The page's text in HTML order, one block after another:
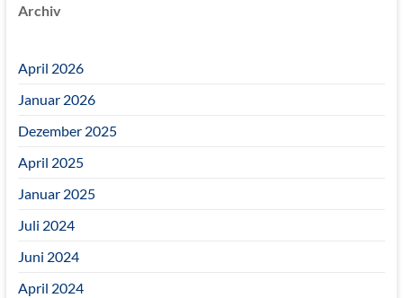
Archiv
April 2026
Januar 2026
Dezember 2025
April 2025
Januar 2025
Juli 2024
Juni 2024
April 2024